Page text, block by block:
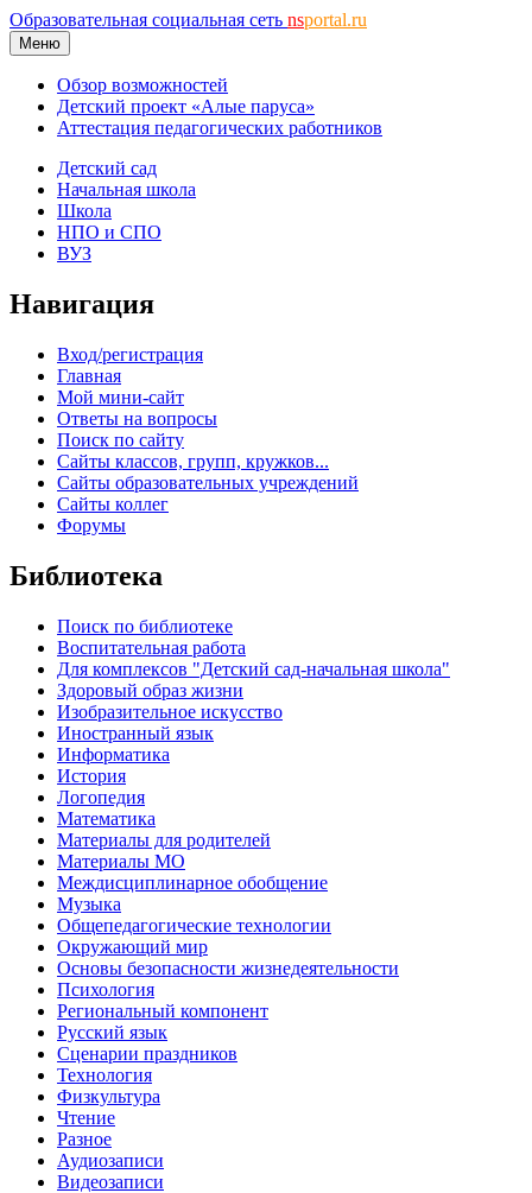
Образовательная социальная сеть nsportal.ru
Меню
Обзор возможностей
Детский проект «Алые паруса»
Аттестация педагогических работников
Детский сад
Начальная школа
Школа
НПО и СПО
ВУЗ
Навигация
Вход/регистрация
Главная
Мой мини-сайт
Ответы на вопросы
Поиск по сайту
Сайты классов, групп, кружков...
Сайты образовательных учреждений
Сайты коллег
Форумы
Библиотека
Поиск по библиотеке
Воспитательная работа
Для комплексов "Детский сад-начальная школа"
Здоровый образ жизни
Изобразительное искусство
Иностранный язык
Информатика
История
Логопедия
Математика
Материалы для родителей
Материалы МО
Междисциплинарное обобщение
Музыка
Общепедагогические технологии
Окружающий мир
Основы безопасности жизнедеятельности
Психология
Региональный компонент
Русский язык
Сценарии праздников
Технология
Физкультура
Чтение
Разное
Аудиозаписи
Видеозаписи